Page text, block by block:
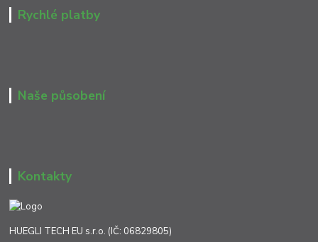
Rychlé platby
Naše působení
Kontakty
HUEGLI TECH EU s.r.o. (IČ: 06829805)